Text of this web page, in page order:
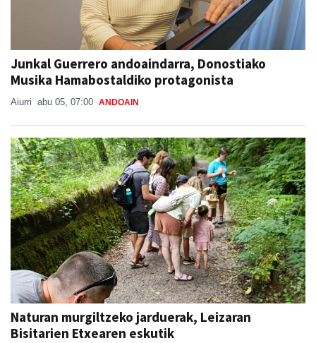
Junkal Guerrero andoaindarra, Donostiako
Musika Hamabostaldiko protagonista
Aiurri abu 05, 07:00 ANDOAIN
Naturan murgiltzeko jarduerak, Leizaran
Bisitarien Etxearen eskutik